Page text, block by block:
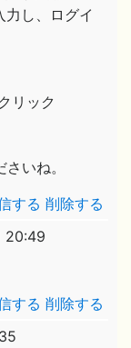
し、ログイ
リック
いね。
する 削除する
20:49
する 削除する